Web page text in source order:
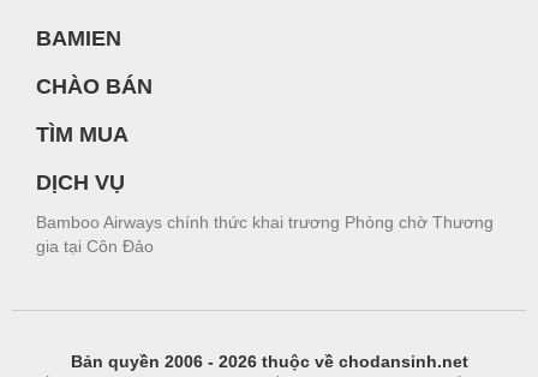
BAMIEN
CHÀO BÁN
TÌM MUA
DỊCH VỤ
Bamboo Airways chính thức khai trương Phòng chờ Thương
gia tại Côn Đảo
Bản quyền 2006 - 2026 thuộc về chodansinh.net